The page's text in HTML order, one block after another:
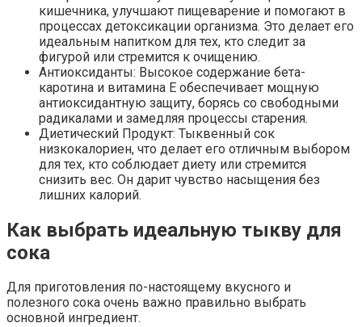
кишечника, улучшают пищеварение и помогают в
процессах детоксикации организма. Это делает его
идеальным напитком для тех, кто следит за
фигурой или стремится к очищению.
Антиоксиданты: Высокое содержание бета-
каротина и витамина Е обеспечивает мощную
антиоксидантную защиту, борясь со свободными
радикалами и замедляя процессы старения.
Диетический Продукт: Тыквенный сок
низкокалориен, что делает его отличным выбором
для тех, кто соблюдает диету или стремится
снизить вес. Он дарит чувство насыщения без
лишних калорий.
Как выбрать идеальную тыкву для
сока
Для приготовления по-настоящему вкусного и
полезного сока очень важно правильно выбрать
основной ингредиент.